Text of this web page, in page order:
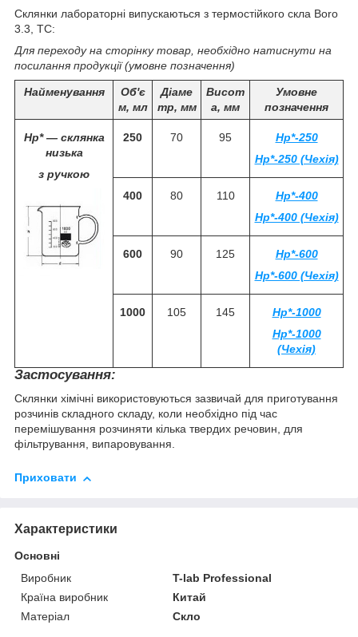
Склянки лабораторні випускаються з термостійкого скла Boro
3.3, ТС:
Для переходу на сторінку товар, необхідно натиснути на
посилання продукції (умовне позначення)
Найменування
Об'є
м, мл
Діаме
тр, мм
Висот
а, мм
Умовне
позначення
Нр* — склянка
низька
з ручкою
250 70 95
Нр*-250
Нр*-250 (Чехія)
400 80 110
Нр*-400
Нр*-400 (Чехія)
600 90 125
Нр*-600
Нр*-600 (Чехія)
1000 105 145
Нр*-1000
Нр*-1000
(Чехія)
Застосування:
Склянки хімічні використовуються зазвичай для приготування
розчинів складного складу, коли необхідно під час
перемішування розчиняти кілька твердих речовин, для
фільтрування, випаровування.
Приховати
Характеристики
Основні
Виробник
T-lab Professional
Країна виробник
Китай
Матеріал
Скло